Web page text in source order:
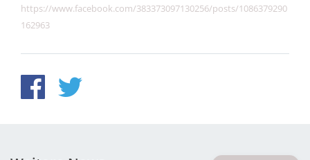
https://www.facebook.com/383373097130256/posts/1086379290
162963